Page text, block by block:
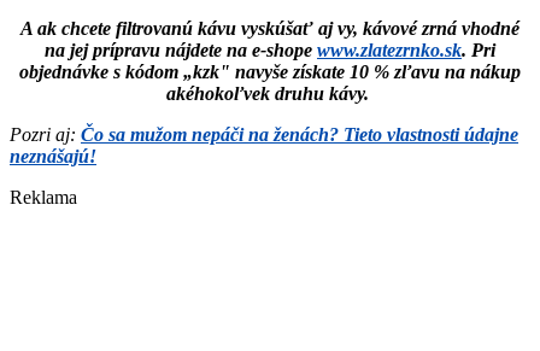
A ak chcete filtrovanú kávu vyskúšať aj vy, kávové zrná vhodné
na jej prípravu nájdete na e-shope www.zlatezrnko.sk. Pri
objednávke s kódom „kzk" navyše získate 10 % zľavu na nákup
akéhokoľvek druhu kávy.
Pozri aj: Čo sa mužom nepáči na ženách? Tieto vlastnosti údajne
neznášajú!
Reklama